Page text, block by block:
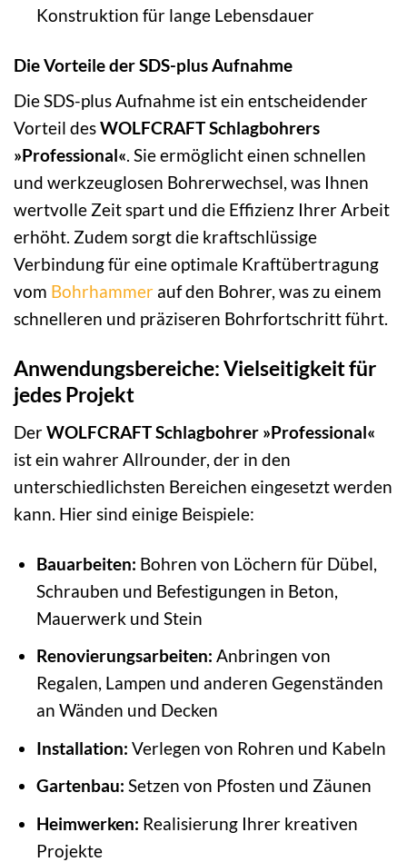
Konstruktion für lange Lebensdauer
Die Vorteile der SDS-plus Aufnahme
Die SDS-plus Aufnahme ist ein entscheidender
Vorteil desWOLFCRAFT Schlagbohrers
»Professional«. Sie ermöglicht einen schnellen
und werkzeuglosen Bohrerwechsel, was Ihnen
wertvolle Zeit spart und die Effizienz Ihrer Arbeit
erhöht. Zudem sorgt die kraftschlüssige
Verbindung für eine optimale Kraftübertragung
vom Bohrhammer auf den Bohrer, was zu einem
schnelleren und präziseren Bohrfortschritt führt.
Anwendungsbereiche: Vielseitigkeit für
jedes Projekt
DerWOLFCRAFT Schlagbohrer »Professional«
ist ein wahrer Allrounder, der in den
unterschiedlichsten Bereichen eingesetzt werden
kann. Hier sind einige Beispiele:
Bauarbeiten: Bohren von Löchern für Dübel,
Schrauben und Befestigungen in Beton,
Mauerwerk und Stein
Renovierungsarbeiten: Anbringen von
Regalen, Lampen und anderen Gegenständen
an Wänden und Decken
Installation: Verlegen von Rohren und Kabeln
Gartenbau: Setzen von Pfosten und Zäunen
Heimwerken: Realisierung Ihrer kreativen
Projekte